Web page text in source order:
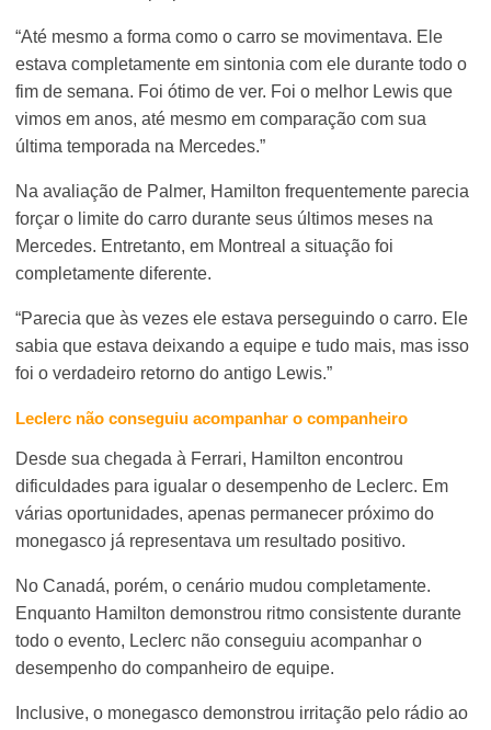
“Até mesmo a forma como o carro se movimentava. Ele
estava completamente em sintonia com ele durante todo o
fim de semana. Foi ótimo de ver. Foi o melhor Lewis que
vimos em anos, até mesmo em comparação com sua
última temporada na Mercedes.”
Na avaliação de Palmer, Hamilton frequentemente parecia
forçar o limite do carro durante seus últimos meses na
Mercedes. Entretanto, em Montreal a situação foi
completamente diferente.
“Parecia que às vezes ele estava perseguindo o carro. Ele
sabia que estava deixando a equipe e tudo mais, mas isso
foi o verdadeiro retorno do antigo Lewis.”
Leclerc não conseguiu acompanhar o companheiro
Desde sua chegada à Ferrari, Hamilton encontrou
dificuldades para igualar o desempenho de Leclerc. Em
várias oportunidades, apenas permanecer próximo do
monegasco já representava um resultado positivo.
No Canadá, porém, o cenário mudou completamente.
Enquanto Hamilton demonstrou ritmo consistente durante
todo o evento, Leclerc não conseguiu acompanhar o
desempenho do companheiro de equipe.
Inclusive, o monegasco demonstrou irritação pelo rádio ao